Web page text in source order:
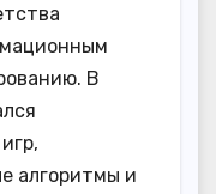
В
алгоритмы и